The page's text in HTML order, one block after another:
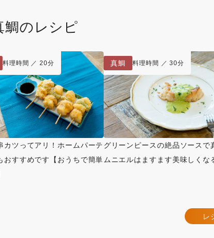
鯛のレシピ
料理時間 ／ 20分
カツってアリ！ホームパーテ
おすすめです【おうちで簡単
真鯛 料理時間 ／ 30分
グリーンピースの絶品ソースで
ムニエルはますます美味しくな
レ